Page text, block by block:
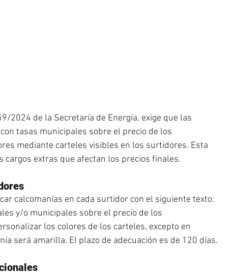
2024 de la Secretaría de Energía, exige que las
tasas municipales sobre el precio de los
mediante carteles visibles en los surtidores. Esta
extras que afectan los precios finales.
calcomanías en cada surtidor con el siguiente texto:
y/o municipales sobre el precio de los
los colores de los carteles, excepto en
será amarilla. El plazo de adecuación es de 120 días.